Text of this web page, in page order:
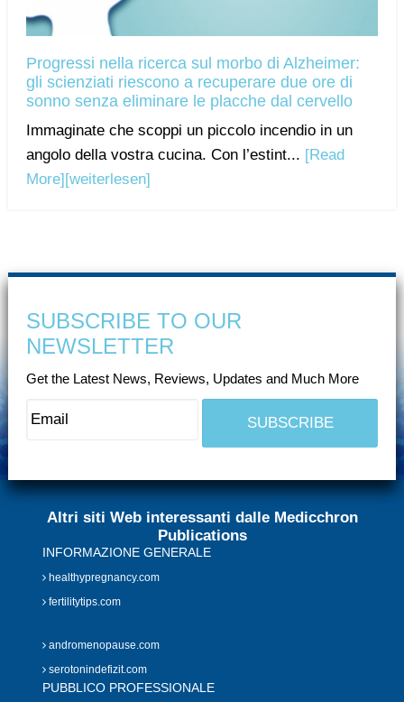
Progressi nella ricerca sul morbo di Alzheimer:
gli scienziati riescono a recuperare due ore di
sonno senza eliminare le placche dal cervello
Immaginate che scoppi un piccolo incendio in un
angolo della vostra cucina. Con l’estint... [Read
More] [weiterlesen]
SUBSCRIBE TO OUR
NEWSLETTER
Get the Latest News, Reviews, Updates and Much More
Altri siti Web interessanti dalle Medicchron
Publications
INFORMAZIONE GENERALE
healthypregnancy.com
fertilitytips.com
andromenopause.com
serotonindefizit.com
PUBBLICO PROFESSIONALE